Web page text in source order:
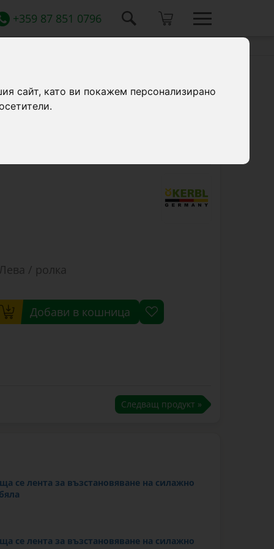
сайт, като ви покажем персонализирано
+359 87 851 0796
/ ролка
Добави в кошница
Следващ продукт »
се лента за възстановяване на силажно
се лента за възстановяване на силажно